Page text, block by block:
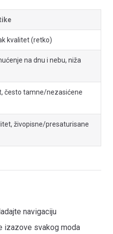
kvalitet (retko)
na dnu i nebu, niža
često tamne/nezasićene
živopisne/presaturisane
navigaciju
izazove svakog moda